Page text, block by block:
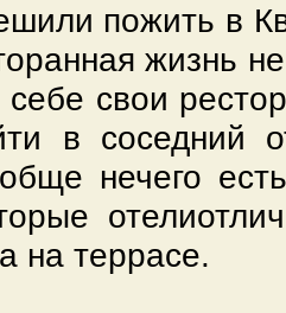
пожить в
жизнь
свои
в соседний
нечего
на террасе.